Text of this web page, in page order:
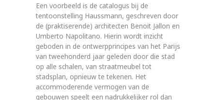
Een voorbeeld is de catalogus bij de
tentoonstelling Haussmann, geschreven door
de (praktiserende) architecten Benoit Jallon en
Umberto Napolitano. Hierin wordt inzicht
geboden in de ontwerpprincipes van het Parijs
van tweehonderd jaar geleden door die stad
op alle schalen, van straatmeubel tot
stadsplan, opnieuw te tekenen. Het
accommoderende vermogen van de
gebouwen speelt een nadrukkelijker rol dan